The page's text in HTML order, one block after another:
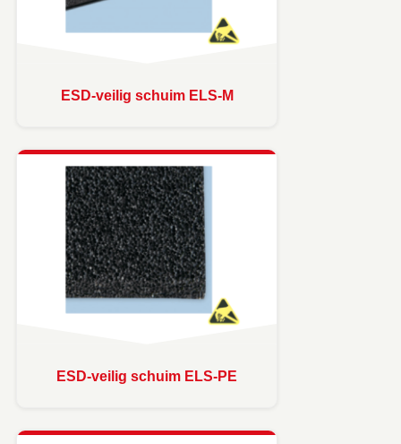
ESD-veilig schuim ELS-M
ESD-veilig schuim ELS-PE